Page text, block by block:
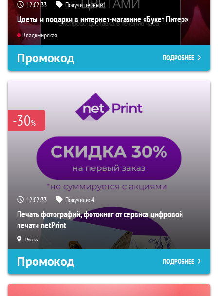
12:02:32 Получи первым!
Цветы и подарки в интернет-магазине «Букет Питер»
Владимирская
Промокод ПОДРОБНЕЕ
-30%
12:02:32 Получили:4
Печать фотографий, фотокниг от сервиса цифровой
печати netPrint
Россия
Промокод ПОДРОБНЕЕ